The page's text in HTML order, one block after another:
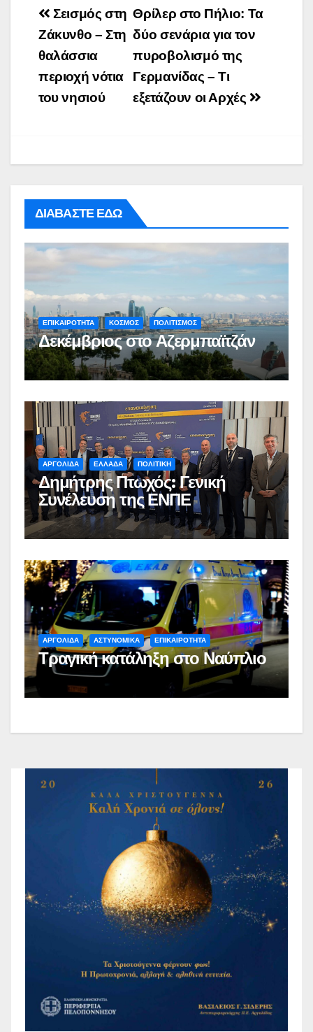
Post
navigation
Θρίλερ στο Πήλιο: Τα
δύο σενάρια για τον
πυροβολισμό της
Γερμανίδας – Τι
εξετάζουν οι Αρχές
Σεισμός στη
Ζάκυνθο – Στη
θαλάσσια
περιοχή νότια
του νησιού
ΔΙΑΒΑΣΤΕ ΕΔΩ
ΕΠΙΚΑΙΡΟΤΗΤΑ ΚΟΣΜΟΣ ΠΟΛΙΤΙΣΜΟΣ
Δεκέμβριος στο Αζερμπαϊτζάν
ΑΡΓΟΛΙΔΑ ΕΛΛΑΔΑ ΠΟΛΙΤΙΚΗ
Δημήτρης Πτωχός: Γενική
Συνέλευση της ΕΝΠΕ
ΑΡΓΟΛΙΔΑ ΑΣΤΥΝΟΜΙΚΑ ΕΠΙΚΑΙΡΟΤΗΤΑ
Τραγική κατάληξη στο Ναύπλιο